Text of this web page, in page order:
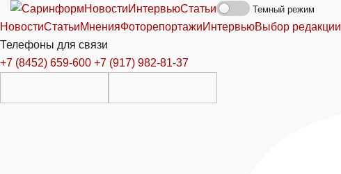
НовостиИнтервьюСтатьи Темный режим
НовостиСтатьиМненияФоторепортажиИнтервьюВыбор редакции
Телефоны для связи
+7 (8452) 659-600 +7 (917) 982-81-37